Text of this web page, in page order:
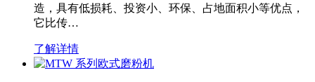
造，具有低损耗、投资小、环保、占地面积小等优点，
它比传…
了解详情